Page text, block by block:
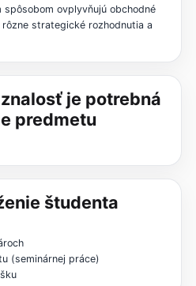
ovplyvňujú obchodné
strategické rozhodnutia a
je potrebná
predmetu
študenta
(seminárnej práce)